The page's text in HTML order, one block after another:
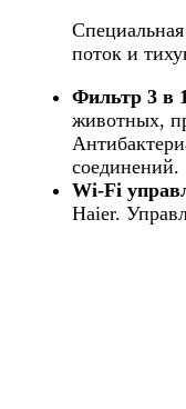
поток и
Фильтр 3 в
животных,
соединений.
Wi-Fi
Haier.